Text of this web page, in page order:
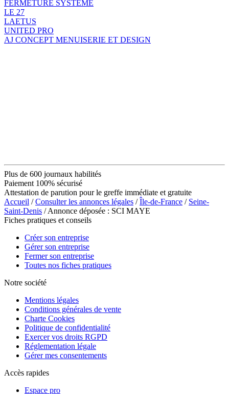
FERMETURE SYSTEME
LE 27
LAETUS
UNITED PRO
AJ CONCEPT MENUISERIE ET DESIGN
Plus de 600 journaux habilités
Paiement 100% sécurisé
Attestation de parution pour le greffe immédiate et gratuite
Accueil /Consulter les annonces légales /Île-de-France / Seine-
Saint-Denis / Annonce déposée : SCI MAYE
Fiches pratiques et conseils
Créer son entreprise
Gérer son entreprise
Fermer son entreprise
Toutes nos fiches pratiques
Notre société
Mentions légales
Conditions générales de vente
Charte Cookies
Politique de confidentialité
Exercer vos droits RGPD
Réglementation légale
Gérer mes consentements
Accès rapides
Espace pro